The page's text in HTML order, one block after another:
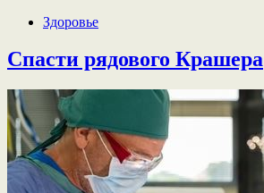
Здоровье
Спасти рядового Крашера